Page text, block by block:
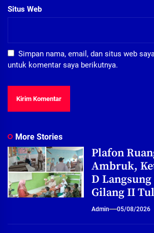
Situs Web
Simpan nama, email, dan situs web
untuk komentar saya berikutnya.
More Stories
Plafon
Ambruk,
D
Gilang II
Admin 05/08/2026